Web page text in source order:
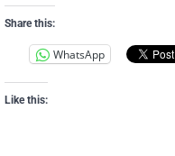
Share this:
WhatsApp
Like this: